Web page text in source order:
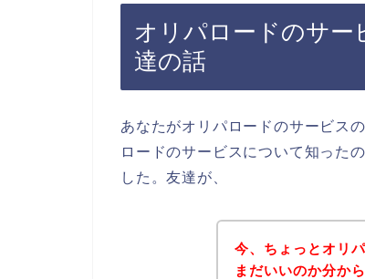
オリパロードのサー
達の話
あなたがオリパロードのサービス
ロードのサービスについて知った
した。友達が、
今、ちょっとオリ
まだいいのか分か